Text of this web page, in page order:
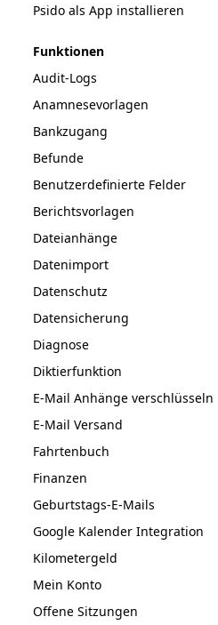
Psido als App installieren
Funktionen
Audit-Logs
Anamnesevorlagen
Bankzugang
Befunde
Benutzerdefinierte Felder
Berichtsvorlagen
Dateianhänge
Datenimport
Datenschutz
Datensicherung
Diagnose
Diktierfunktion
E-Mail Anhänge verschlüsseln
E-Mail Versand
Fahrtenbuch
Finanzen
Geburtstags-E-Mails
Google Kalender Integration
Kilometergeld
Mein Konto
Offene Sitzungen